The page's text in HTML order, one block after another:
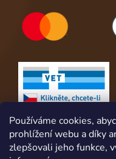
Používáme cookies,
prohlížení webu a díky
zlepšovali jeho funkce,